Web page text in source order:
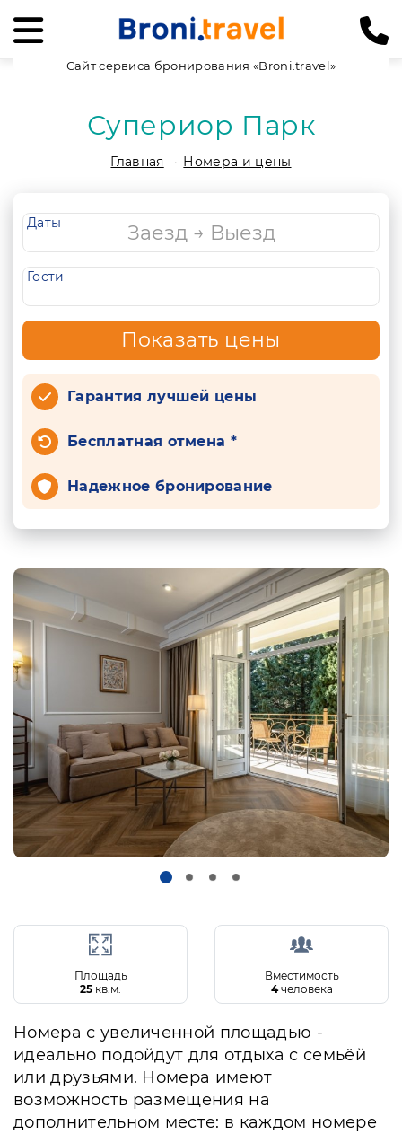
Сайт сервиса бронирования «Broni.travel»
Супериор Парк
Главная Номера и цены
Даты
Гости
Показать цены
Гарантия лучшей цены
Бесплатная отмена *
Надежное бронирование
Площадь
25 кв.м.
Вместимость
4человека
Номера с увеличенной площадью -
идеально подойдут для отдыха с семьёй
или друзьями. Номера имеют
возможность размещения на
дополнительном месте: в каждом номере